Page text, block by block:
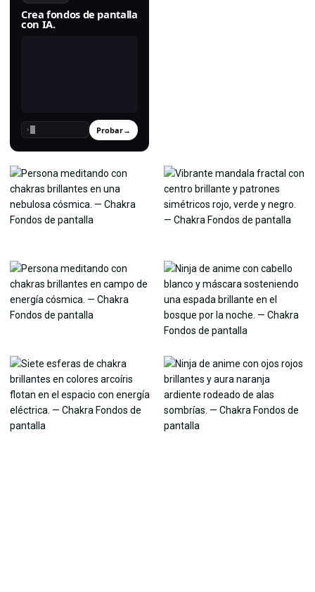
Crea fondos de pantalla
con IA.
› Probar→